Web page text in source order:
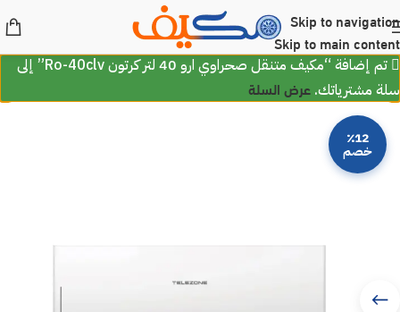
Skip to navigation
Skip to main content
تم إضافة “مكيف متنقل صحراوي ارو 40 لتر كرتون Ro-40clv” إلى
سلة مشترياتك. عرض السلة
٪12
خصم